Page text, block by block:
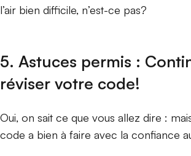
l’air bien difficile, n’est-ce pas?
5. Astuces permis :
réviser votre code!
Oui, on sait ce que vous allez dire :
code a bien à faire avec la confiance